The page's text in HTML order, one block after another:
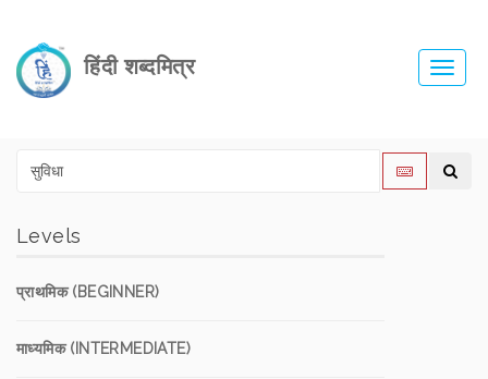
हिंदी शब्दमित्र
Levels
प्राथमिक (BEGINNER)
माध्यमिक (INTERMEDIATE)